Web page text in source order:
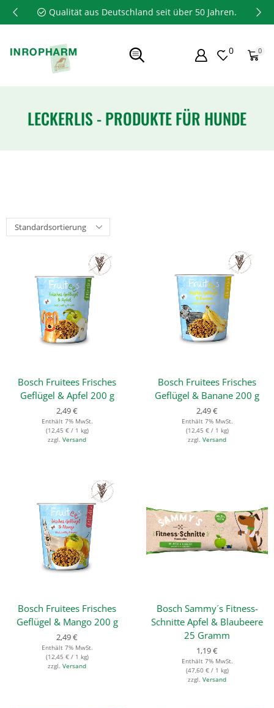
Qualität aus Deutschland seit über 50 Jahren.
0 0
LECKERLIS - PRODUKTE FÜR HUNDE
Bosch Fruitees Frisches
Geflügel & Apfel 200 g
2,49€
Enthält 7% MwSt.
(12,45 €/ 1 kg)
zzgl. Versand
Bosch Fruitees Frisches
Geflügel & Banane 200 g
2,49€
Enthält 7% MwSt.
(12,45 €/ 1 kg)
zzgl. Versand
Bosch Fruitees Frisches
Geflügel & Mango 200 g
2,49€
Enthält 7% MwSt.
(12,45 €/ 1 kg)
zzgl. Versand
Bosch Sammy´s Fitness-
Schnitte Apfel & Blaubeere
25 Gramm
1,19€
Enthält 7% MwSt.
(47,60 €/ 1 kg)
zzgl. Versand